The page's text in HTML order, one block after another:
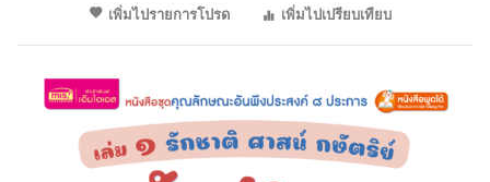
เพิ่มไปรายการโปรด
เพิ่มไปเปรียบเทียบ